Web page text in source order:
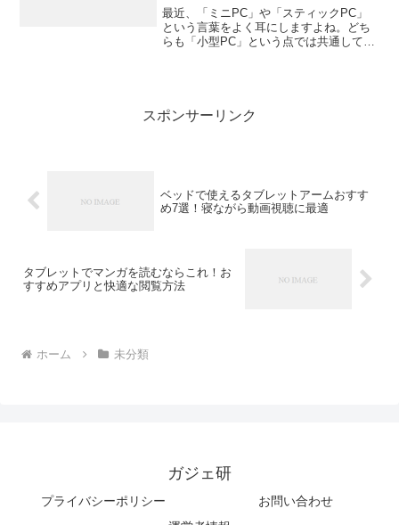
最近、「ミニPC」や「スティックPC」
という言葉をよく耳にしますよね。どち
らも「小型PC」という点では共通してい
スポンサーリンク
ベッドで使えるタブレットアームおすす
め7選！寝ながら動画視聴に最適
タブレットでマンガを読むならこれ！お
すすめアプリと快適な閲覧方法
ホーム 未分類
ガジェ研
プライバシーポリシー
お問い合わせ